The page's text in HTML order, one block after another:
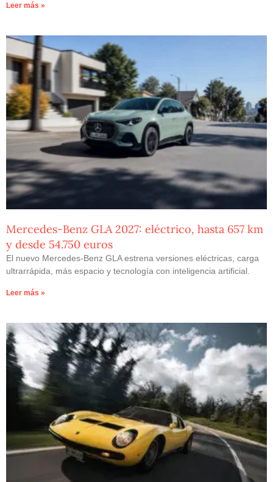
Leer más »
Mercedes-Benz GLA 2027: eléctrico, hasta 657 km
y desde 54.750 euros
El nuevo Mercedes-Benz GLA estrena versiones eléctricas, carga
ultrarrápida, más espacio y tecnología con inteligencia artificial.
Leer más »